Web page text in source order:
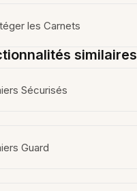
les Carnets
similaires
Sécurisés
Guard